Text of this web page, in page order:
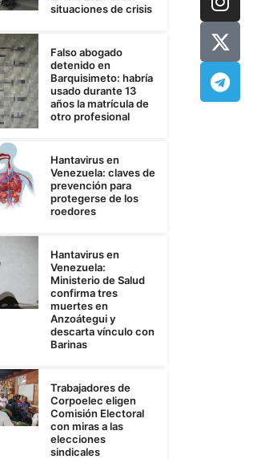
situaciones de crisis
Falso abogado
detenido en
Barquisimeto: habría
usado durante 13
años la matrícula de
otro profesional
Hantavirus en
Venezuela: claves de
prevención para
protegerse de los
roedores
Hantavirus en
Venezuela:
Ministerio de Salud
confirma tres
muertes en
Anzoátegui y
descarta vínculo con
Barinas
Trabajadores de
Corpoelec eligen
Comisión Electoral
con miras a las
elecciones
sindicales